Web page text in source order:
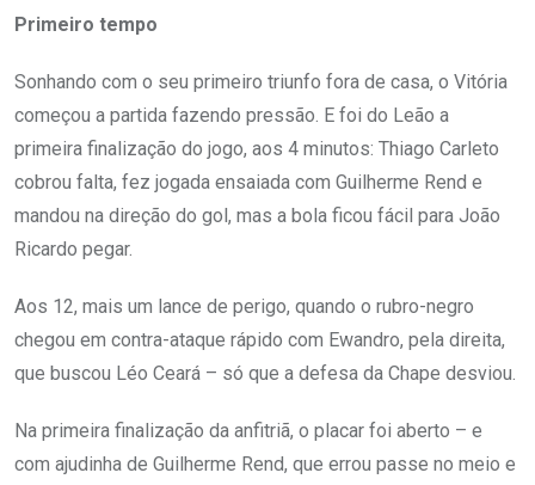
Primeiro tempo
Sonhando com o seu primeiro triunfo fora de casa, o Vitória
começou a partida fazendo pressão. E foi do Leão a
primeira finalização do jogo, aos 4 minutos: Thiago Carleto
cobrou falta, fez jogada ensaiada com Guilherme Rend e
mandou na direção do gol, mas a bola ficou fácil para João
Ricardo pegar.
Aos 12, mais um lance de perigo, quando o rubro-negro
chegou em contra-ataque rápido com Ewandro, pela direita,
que buscou Léo Ceará – só que a defesa da Chape desviou.
Na primeira finalização da anfitriã, o placar foi aberto – e
com ajudinha de Guilherme Rend, que errou passe no meio e